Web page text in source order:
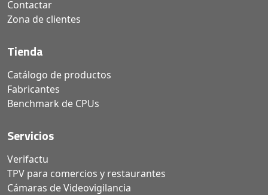
Contactar
Zona de clientes
Tienda
Catálogo de productos
Fabricantes
Benchmark de CPUs
Servicios
Verifactu
TPV para comercios y restaurantes
Cámaras de Videovigilancia